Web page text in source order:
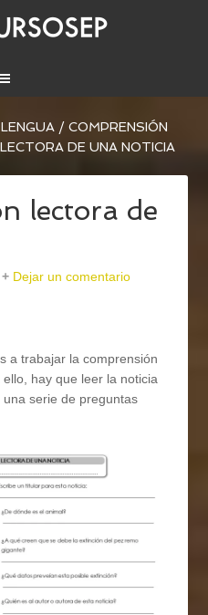
LENGUA / COMPRENSIÓN
DE UNA NOTICIA
lectora de
Dejar un comentario
a trabajar la comprensión
hay que leer la noticia
serie de preguntas